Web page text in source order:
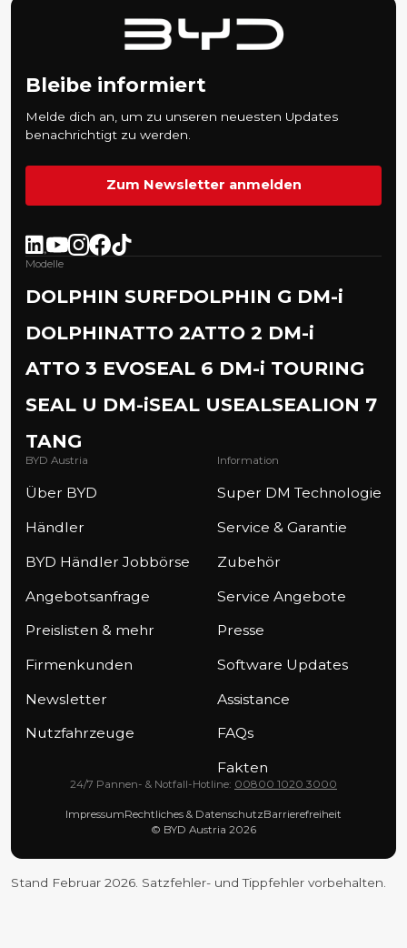
Bleibe informiert
Melde dich an, um zu unseren neuesten Updates
benachrichtigt zu werden.
Zum Newsletter anmelden
Modelle
DOLPHIN SURFDOLPHIN G DM-i
DOLPHINATTO 2ATTO 2 DM-i
ATTO 3 EVOSEAL 6 DM-i TOURING
SEAL U DM-iSEAL USEALSEALION 7
TANG
BYD Austria
Über BYD
Händler
BYD Händler Jobbörse
Angebotsanfrage
Preislisten & mehr
Firmenkunden
Newsletter
Nutzfahrzeuge
Information
Super DM Technologie
Service & Garantie
Zubehör
Service Angebote
Presse
Software Updates
Assistance
FAQs
Fakten
24/7 Pannen- & Notfall-Hotline: 00800 1020 3000
ImpressumRechtliches & DatenschutzBarrierefreiheit
© BYD Austria 2026
Stand Februar 2026. Satzfehler- und Tippfehler vorbehalten.